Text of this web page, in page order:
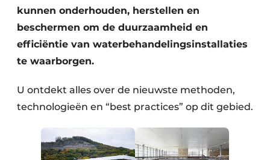
kunnen onderhouden, herstellen en
beschermen om de duurzaamheid en
efficiëntie van waterbehandelingsinstallaties
te waarborgen.
U ontdekt alles over de nieuwste methoden,
technologieën en “best practices” op dit gebied.